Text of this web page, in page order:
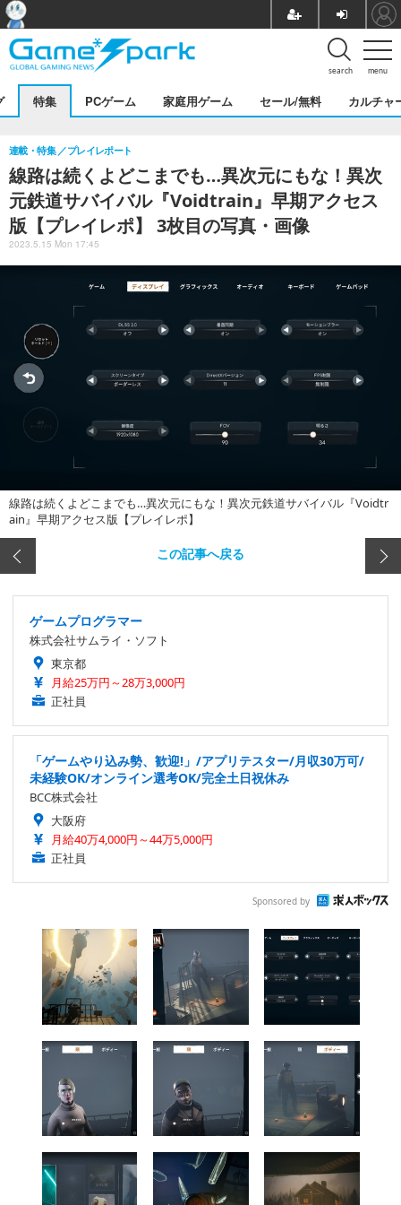
menu
search
特集 PCゲーム 家庭用ゲーム セール/無料 カルチャ
線路は続くよどこまでも…異次元にもな！異次
元鉄道サバイバル『Voidtrain』早期アクセス
版【プレイレポ】 3枚目の写真・画像
連載・特集 プレイレポート
2023.5.15 Mon 17:45
線路は続くよどこまでも…異次元にもな！異次元鉄道サバイバル『Voidtr
ain』早期アクセス版【プレイレポ】
この記事へ戻る
ゲームプログラマー
株式会社サムライ・ソフト
東京都
月給25万円～28万3,000円
正社員
「ゲームやり込み勢、歓迎!」/アプリテスター/月収30万可/
未経験OK/オンライン選考OK/完全土日祝休み
BCC株式会社
大阪府
月給40万4,000円～44万5,000円
正社員
Sponsored by